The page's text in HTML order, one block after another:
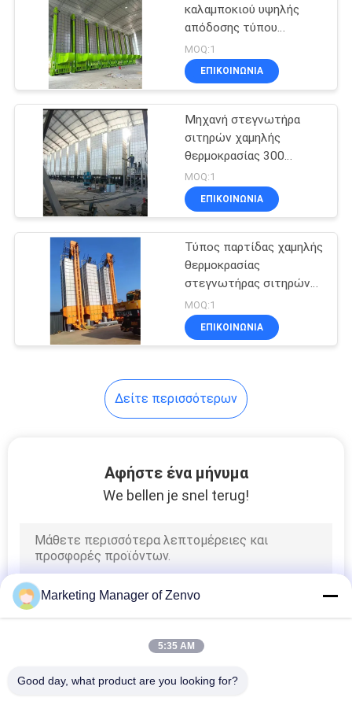
φούρνος βιομαζών
Ταξινόμηση CCD
χρώματος
οπτική μηχάνημα
ρύζι χρώμα
ταξινόμησης
καλαμποκιού υψηλής
απόδοσης τύπου
παρτίδας
MOQ:1
ΕΠΙΚΟΙΝΩΝΊΑ
Μηχανή στεγνωτήρα
σιτηρών χαμηλής
θερμοκρασίας 300
τόνων/παρτίδα
MOQ:1
ΕΠΙΚΟΙΝΩΝΊΑ
Τύπος παρτίδας χαμηλής
θερμοκρασίας
στεγνωτήρας σιτηρών
καλαμποκιού με φούρνο
χασμού
MOQ:1
ΕΠΙΚΟΙΝΩΝΊΑ
Δείτε περισσότερων
Αφήστε ένα μήνυμα
We bellen je snel terug!
Marketing Manager of Zenvo
5:35 AM
Good day, what product are you looking for?